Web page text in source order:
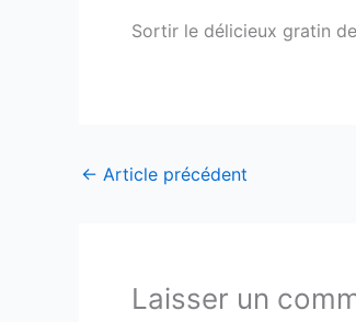
Sortir le délicieux gratin
← Article précédent
Laisser un